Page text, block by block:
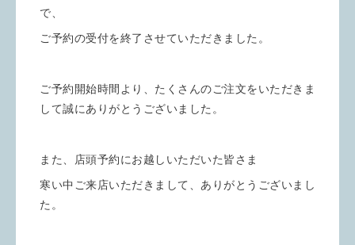
で、
ご予約の受付を終了させていただきました。
ご予約開始時間より、たくさんのご注文をいただきま
して誠にありがとうございました。
また、店頭予約にお越しいただいた皆さま
寒い中ご来店いただきまして、ありがとうございまし
た。